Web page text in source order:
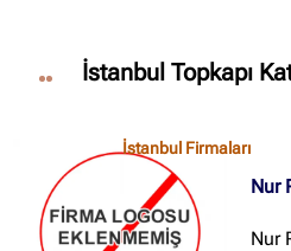
İstanbul Topkapı
İstanbul Firmaları
Nur
Nur
İstanbul